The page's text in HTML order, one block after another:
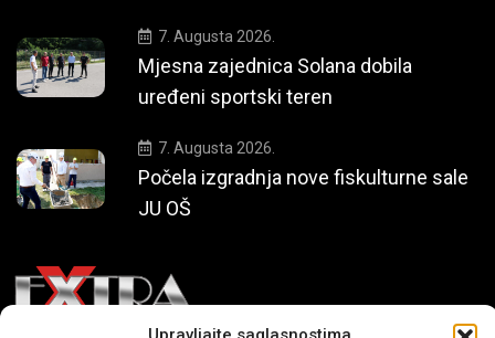
7. Augusta 2026.
Mjesna zajednica Solana dobila
uređeni sportski teren
7. Augusta 2026.
Počela izgradnja nove fiskulturne sale
JU OŠ